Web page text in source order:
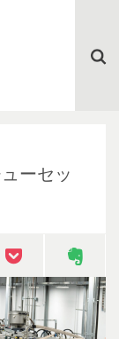
ーセッ